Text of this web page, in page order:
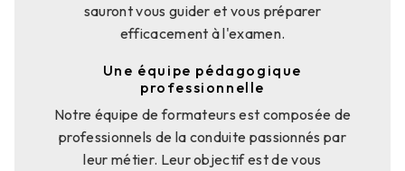
sauront vous guider et vous préparer
efficacement à l'examen.
Une équipe pédagogique
professionnelle
Notre équipe de formateurs est composée de
professionnels de la conduite passionnés par
leur métier. Leur objectif est de vous